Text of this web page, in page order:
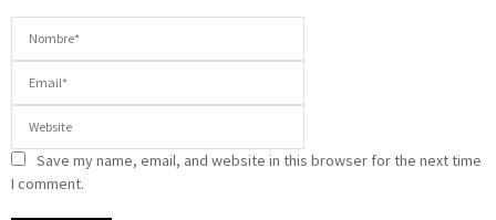
Save my name, email, and website in this browser for the next time
I comment.